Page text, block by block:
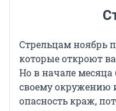
Стрельцам ноябрь
которые откроют
Но в начале
своему окружению
опасность краж,